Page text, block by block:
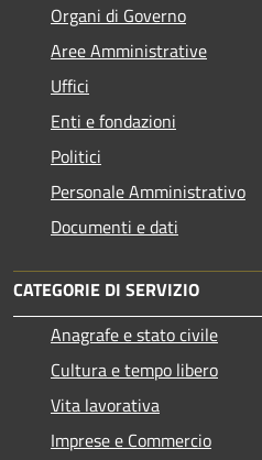
Organi di Governo
Aree Amministrative
Uffici
Enti e fondazioni
Politici
Personale Amministrativo
Documenti e dati
CATEGORIE DI SERVIZIO
Anagrafe e stato civile
Cultura e tempo libero
Vita lavorativa
Imprese e Commercio